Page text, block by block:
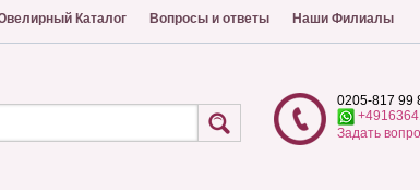
Каталог Вопросы и ответы Наши Филиалы
0205-817 99
Задать